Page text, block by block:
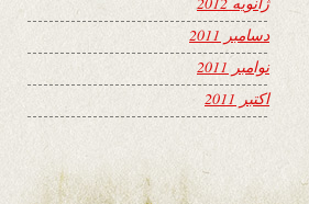
دسامبر 2011
نوامبر 2011
اکتبر 2011